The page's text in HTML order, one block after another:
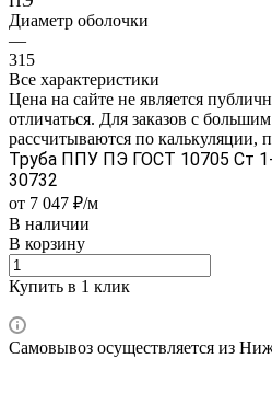
Диаметр оболочки
—
315
Все характеристики
Цена на сайте не является
отличаться. Для заказов с
рассчитываются по калькуляции,
Труба ППУ ПЭ ГОСТ 10705 Ст
30732
от 7 047 ₽/м
В наличии
В корзину
Купить в 1 клик
Самовывоз осуществляется из